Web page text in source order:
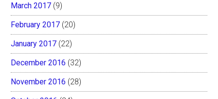
March 2017 (9)
February 2017 (20)
January 2017 (22)
December 2016 (32)
November 2016 (28)